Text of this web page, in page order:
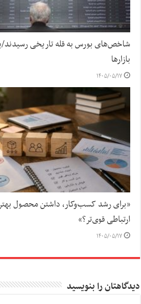
شاخص‌های بورس به قله تاریخی
بازارها
۱۴۰۵/۰۵/۱۷
«برای رشد کسب‌وکار، داشتن محصول
ارتباطی قوی‌تر؟»
۱۴۰۵/۰۵/۱۷
دیدگاهتان را بنویسید